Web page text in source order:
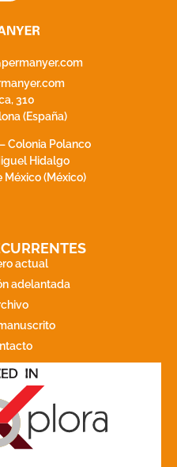
310
(España)
Colonia Polanco
Hidalgo
(México)
actual
adelantada